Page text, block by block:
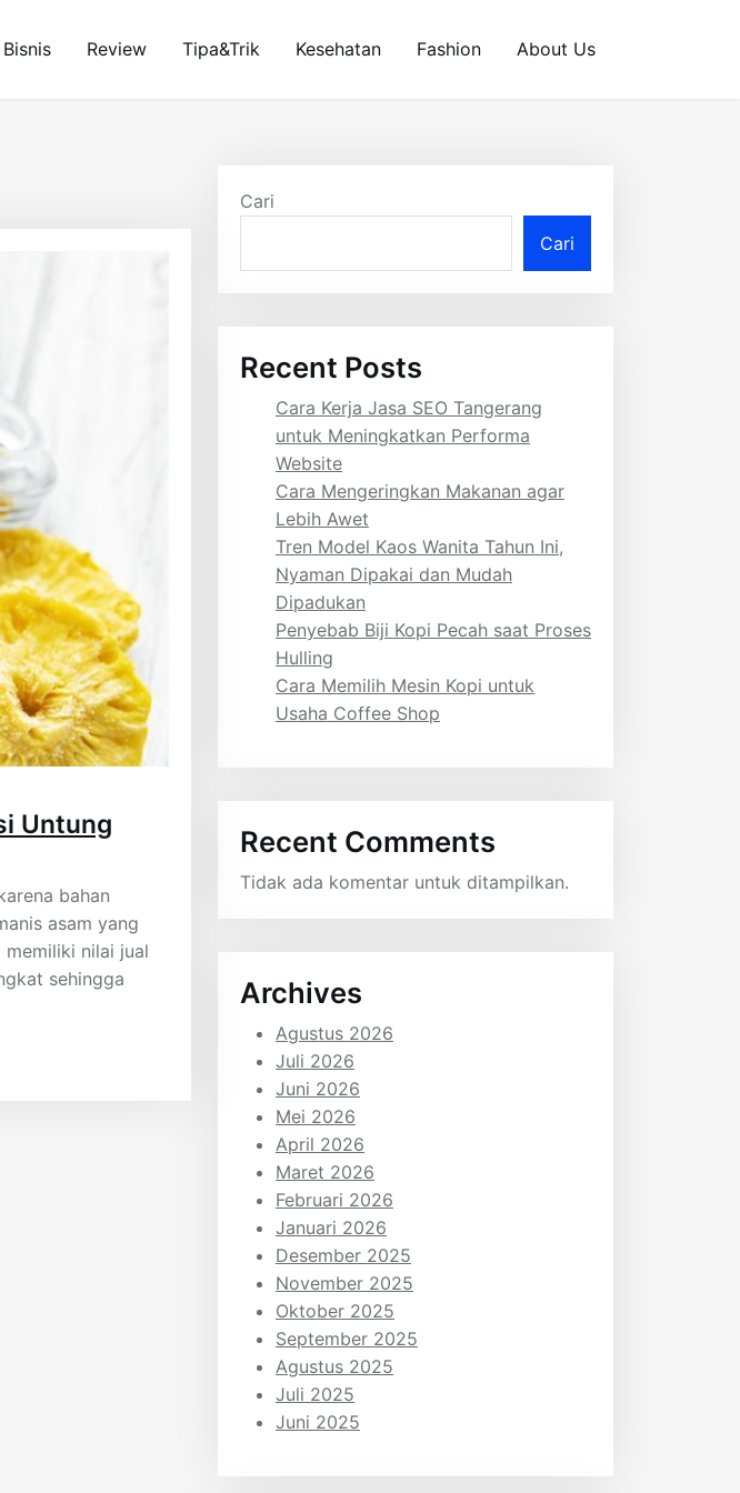
Bisnis Review Tipa&Trik Kesehatan Fashion About Us
Untung
bahan
asam yang
memiliki nilai jual
sehingga
Cari
Cari
Recent Posts
Cara Kerja Jasa SEO Tangerang
untuk Meningkatkan Performa
Website
Cara Mengeringkan Makanan agar
Lebih Awet
Tren Model Kaos Wanita Tahun Ini,
Nyaman Dipakai dan Mudah
Dipadukan
Penyebab Biji Kopi Pecah saat Proses
Hulling
Cara Memilih Mesin Kopi untuk
Usaha Coffee Shop
Recent Comments
Tidak ada komentar untuk ditampilkan.
Archives
Agustus 2026
Juli 2026
Juni 2026
Mei 2026
April 2026
Maret 2026
Februari 2026
Januari 2026
Desember 2025
November 2025
Oktober 2025
September 2025
Agustus 2025
Juli 2025
Juni 2025